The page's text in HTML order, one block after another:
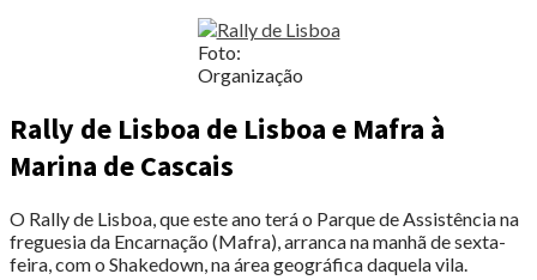
Foto:
Organização
Rally de Lisboa de Lisboa e Mafra à
Marina de Cascais
O Rally de Lisboa, que este ano terá o Parque de Assistência na
freguesia da Encarnação (Mafra), arranca na manhã de sexta-
feira, com o Shakedown, na área geográfica daquela vila.